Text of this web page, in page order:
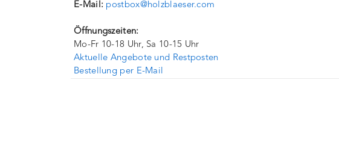
E-Mail: postbox@holzblaeser.com
Öffnungszeiten:
Mo-Fr 10-18 Uhr, Sa 10-15 Uhr
Aktuelle Angebote und Restposten
Bestellung per E-Mail